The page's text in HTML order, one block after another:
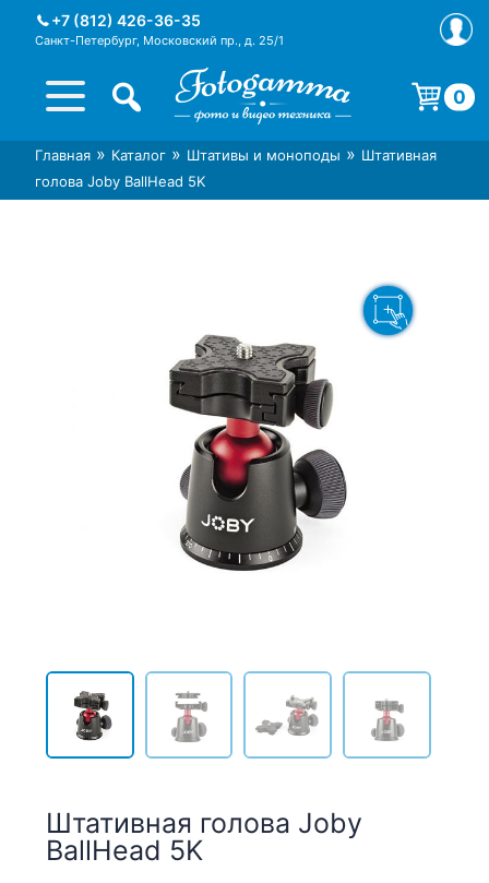
+7 (812) 426-36-35
Санкт-Петербург, Московский пр., д. 25/1
Интернет-магазин фототехники
Foto-Gamma в СПб
Магазин фотоаксессуаров foto-
gamma.ru
0
Корзина пуста.
Главная » Каталог » Штативы и моноподы » Штативная
голова Joby BallHead 5K
Штативная голова Joby
BallHead 5K